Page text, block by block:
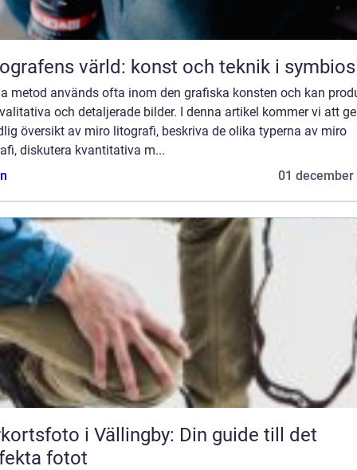
värld: konst och teknik i symbios
metod används ofta inom den grafiska konsten och kan
och detaljerade bilder. I denna artikel kommer vi att
översikt av miro litografi, beskriva de olika typerna av miro
diskutera kvantitativa m...
01 december
i Vällingby: Din guide till det
fotot